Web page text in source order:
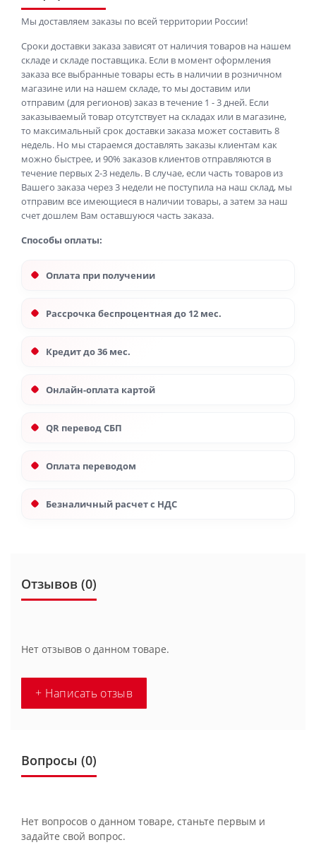
Мы доставляем заказы по всей территории России!
Сроки доставки заказа зависят от наличия товаров на нашем
складе и складе поставщика. Если в момент оформления
заказа все выбранные товары есть в наличии в розничном
магазине или на нашем складе, то мы доставим или
отправим (для регионов) заказ в течение 1 - 3 дней. Если
заказываемый товар отсутствует на складах или в магазине,
то максимальный срок доставки заказа может составить 8
недель. Но мы стараемся доставлять заказы клиентам как
можно быстрее, и 90% заказов клиентов отправляются в
течение первых 2-3 недель. В случае, если часть товаров из
Вашего заказа через 3 недели не поступила на наш склад, мы
отправим все имеющиеся в наличии товары, а затем за наш
счет дошлем Вам оставшуюся часть заказа.
Способы оплаты:
Оплата при получении
Рассрочка беспроцентная до 12 мес.
Кредит до 36 мес.
Онлайн-оплата картой
QR перевод СБП
Оплата переводом
Безналичный расчет с НДС
Отзывов (0)
Нет отзывов о данном товаре.
+ Написать отзыв
Вопросы (0)
Нет вопросов о данном товаре, станьте первым и
задайте свой вопрос.